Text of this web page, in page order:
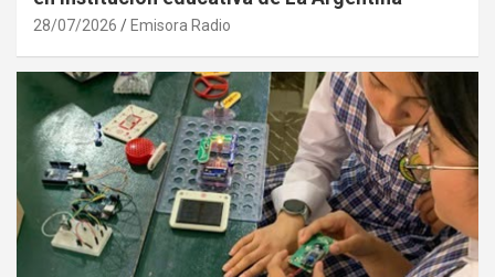
28/07/2026 Emisora Radio